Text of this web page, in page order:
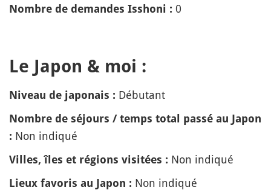
Nombre de demandes Isshoni : 0
Le Japon & moi :
Niveau de japonais : Débutant
Nombre de séjours / temps total passé au Japon
: Non indiqué
Villes, îles et régions visitées : Non indiqué
Lieux favoris au Japon : Non indiqué